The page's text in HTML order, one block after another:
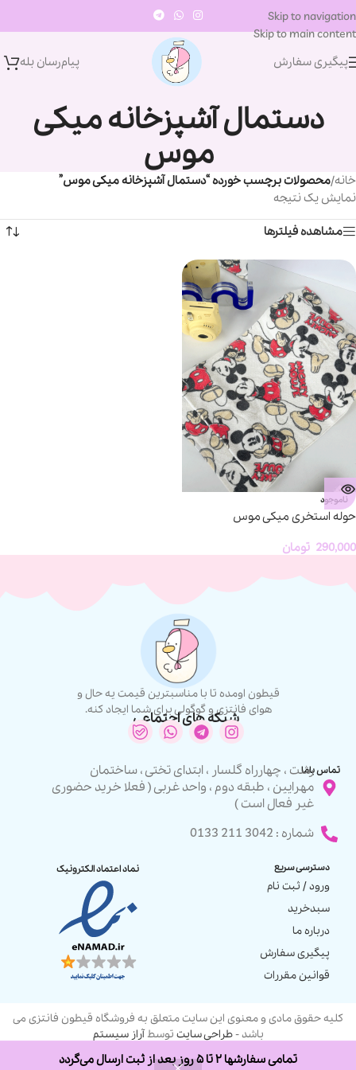
تمامی سفارشها ۲ تا ۵ روز بعد از ثبت ارسال می‌گردد
Skip to navigation
Skip to main content
پیگیری سفارش
پیام‌رسان‌ بله
دستمال آشپزخانه میکی
موس
خانه/محصولات برچسب خورده “دستمال آشپزخانه میکی موس”
نمایش یک نتیجه
مشاهده فیلترها
ناموجود
حوله استخری میکی موس
290,000 تومان
قیطون اومده تا با مناسبترین قیمت یه حال و
هوای فانتزی و گوگولی برای شما ایجاد کنه.
شبکه های اجتماعی
تماس بامارشت ، چهارراه گلسار ، ابتدای تختی ، ساختمان
مهرایین ، طبقه دوم ، واحد غربی ( فعلا خرید حضوری
غیر فعال است )
شماره : 3042 211 0133
دسترسی سریع
ورود / ثبت نام
سبدخرید
درباره ما
پیگیری سفارش
قوانین مقررات
نماد اعتماد الکترونیک
کلیه حقوق مادی و معنوی این سایت متعلق به فروشگاه قیطون فانتزی می
باشد -طراحی سایت توسطآراز سیستم